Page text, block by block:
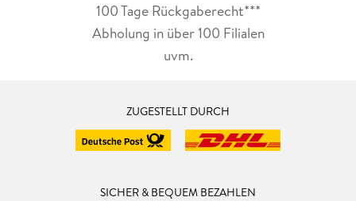
100 Tage Rückgaberecht***
Abholung in über 100 Filialen
uvm.
ZUGESTELLT DURCH
SICHER & BEQUEM BEZAHLEN